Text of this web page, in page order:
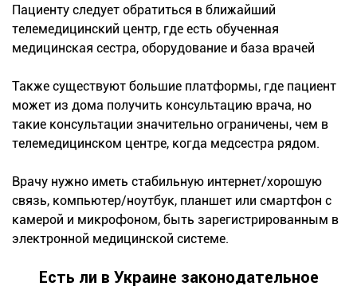
Пациенту следует обратиться в ближайший
телемедицинский центр, где есть обученная
медицинская сестра, оборудование и база врачей
Также существуют большие платформы, где пациент
может из дома получить консультацию врача, но
такие консультации значительно ограничены, чем в
телемедицинском центре, когда медсестра рядом.
Врачу нужно иметь стабильную интернет/хорошую
связь, компьютер/ноутбук, планшет или смартфон с
камерой и микрофоном, быть зарегистрированным в
электронной медицинской системе.
Есть ли в Украине законодательное